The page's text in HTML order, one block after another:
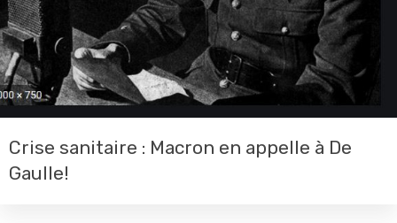
Crise sanitaire : Macron en appelle à De
Gaulle!